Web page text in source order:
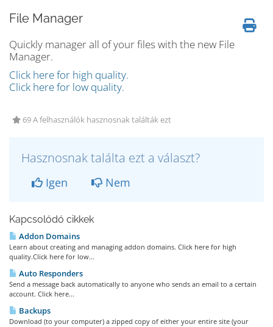
File Manager
Quickly manager all of your files with the new File
Manager.
Click here for high quality.
Click here for low quality.
69 A felhasználók hasznosnak találták ezt
Hasznosnak találta ezt a választ?
Igen Nem
Kapcsolódó cikkek
Addon Domains
Learn about creating and managing addon domains. Click here for high
quality.Click here for low...
Auto Responders
Send a message back automatically to anyone who sends an email to a certain
account. Click here...
Backups
Download (to your computer) a zipped copy of either your entire site (your